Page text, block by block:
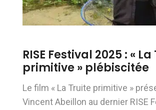
RISE Festival 2025 : «
primitive » plébiscitée
Le film « La Truite primitive »
Vincent Abeillon au dernier RISE